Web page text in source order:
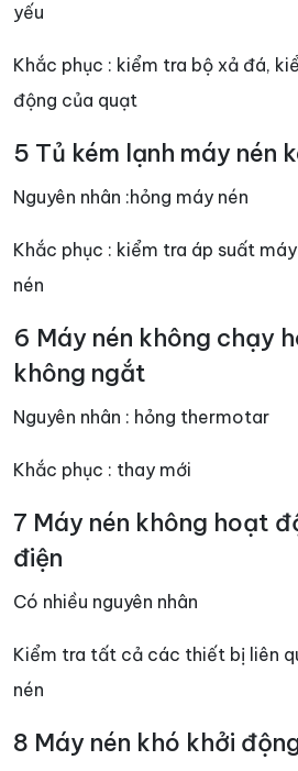
yếu
Khắc phục : kiểm tra bộ xả đá,
động của quạt
5 Tủ kém lạnh máy nén
Nguyên nhân :hỏng máy nén
Khắc phục : kiểm tra áp suất
nén
6 Máy nén không chạy
không ngắt
Nguyên nhân : hỏng thermotar
Khắc phục : thay mới
7 Máy nén không hoạt
điện
Có nhiều nguyên nhân
Kiểm tra tất cả các thiết bị liên
nén
8 Máy nén khó khởi